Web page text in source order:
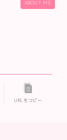
ABOUT ME
URLをコピー